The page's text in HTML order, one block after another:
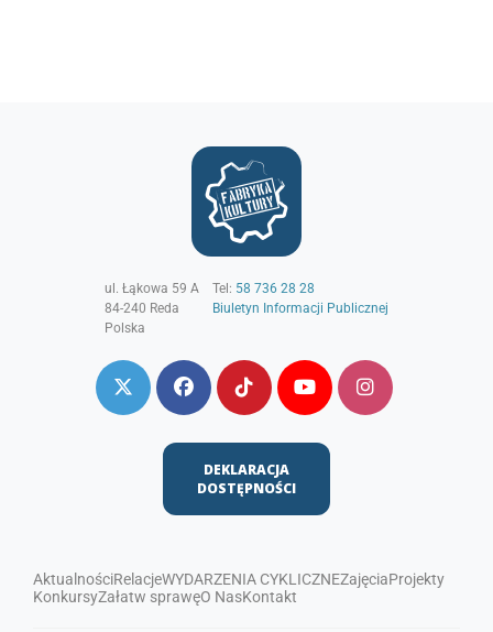
ul. Łąkowa 59 A
84-240 Reda
Polska
Tel: 58 736 28 28
Biuletyn Informacji Publicznej
DEKLARACJA
DOSTĘPNOŚCI
AktualnościRelacjeWYDARZENIA CYKLICZNEZajęciaProjekty
KonkursyZałatw sprawęO NasKontakt